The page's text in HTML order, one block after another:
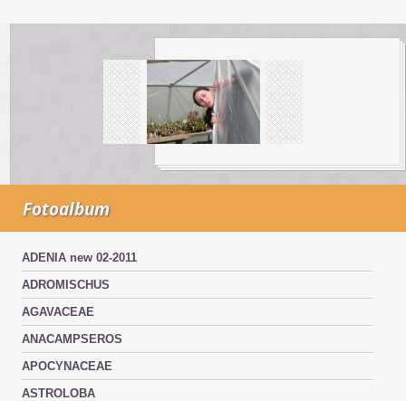
Fotoalbum
ADENIA new 02-2011
ADROMISCHUS
AGAVACEAE
ANACAMPSEROS
APOCYNACEAE
ASTROLOBA